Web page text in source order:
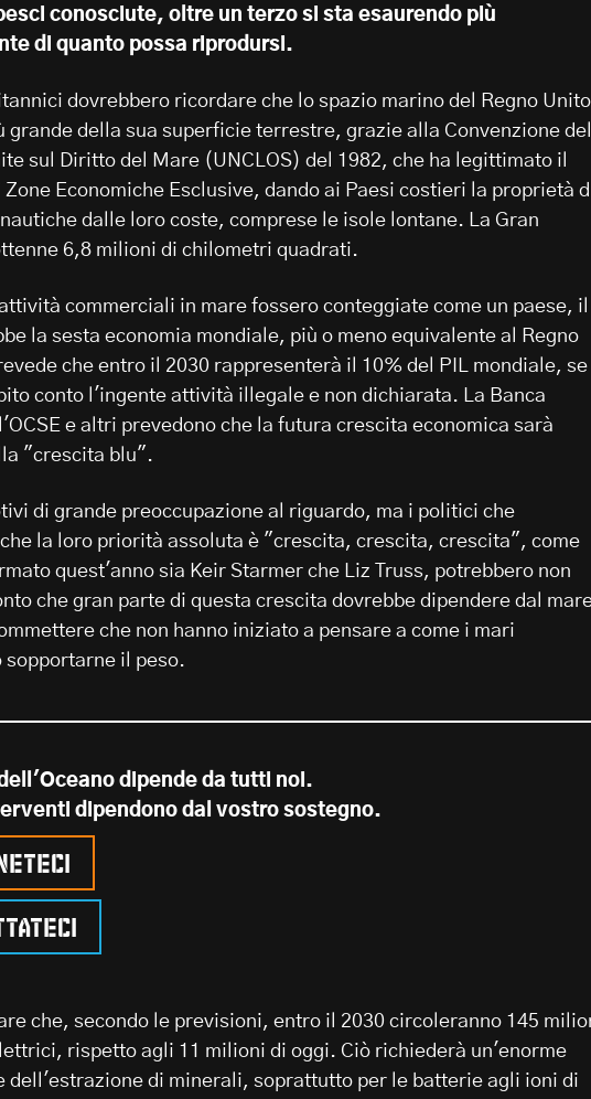
conosciute, oltre un terzo si sta esaurendo più
di quanto possa riprodursi.
dovrebbero ricordare che lo spazio marino del Regno
grande della sua superficie terrestre, grazie alla Convenzione
sul Diritto del Mare (UNCLOS) del 1982, che ha legittimato il
Economiche Esclusive, dando ai Paesi costieri la proprietà
dalle loro coste, comprese le isole lontane. La Gran
6,8 milioni di chilometri quadrati.
commerciali in mare fossero conteggiate come un paese, il
la sesta economia mondiale, più o meno equivalente al Regno
che entro il 2030 rappresenterà il 10% del PIL mondiale, se
conto l'ingente attività illegale e non dichiarata. La Banca
e altri prevedono che la futura crescita economica sarà
"crescita blu".
di grande preoccupazione al riguardo, ma i politici che
la loro priorità assoluta è "crescita, crescita, crescita", come
quest'anno sia Keir Starmer che Liz Truss, potrebbero non
che gran parte di questa crescita dovrebbe dipendere dal
che non hanno iniziato a pensare a come i mari
sopportarne il peso.
dipende da tutti noi.
dipendono dal vostro sostegno.
che, secondo le previsioni, entro il 2030 circoleranno 145
rispetto agli 11 milioni di oggi. Ciò richiederà un'enorme
dell'estrazione di minerali, soprattutto per le batterie agli ioni di